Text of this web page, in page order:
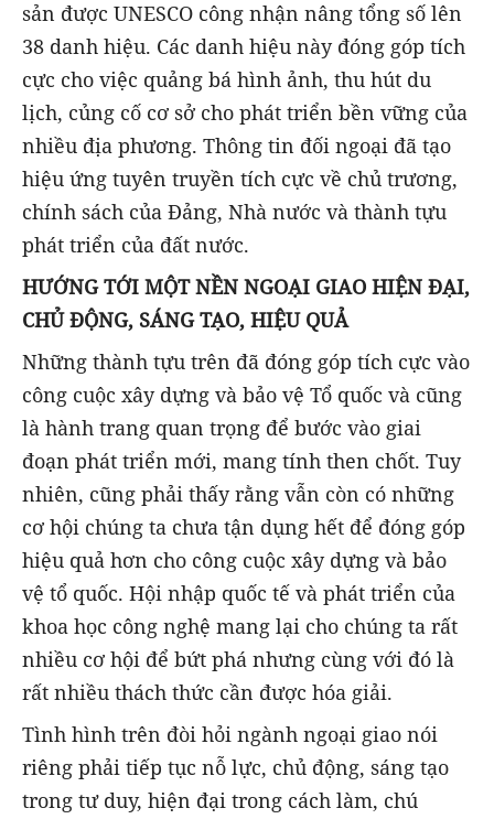
sản được UNESCO công nhận nâng tổng số lên
38 danh hiệu. Các danh hiệu này đóng góp tích
cực cho việc quảng bá hình ảnh, thu hút du
lịch, củng cố cơ sở cho phát triển bền vững của
nhiều địa phương. Thông tin đối ngoại đã tạo
hiệu ứng tuyên truyền tích cực về chủ trương,
chính sách của Đảng, Nhà nước và thành tựu
phát triển của đất nước.
HƯỚNG TỚI MỘT NỀN NGOẠI GIAO HIỆN ĐẠI,
CHỦ ĐỘNG, SÁNG TẠO, HIỆU QUẢ
Những thành tựu trên đã đóng góp tích cực vào
công cuộc xây dựng và bảo vệ Tổ quốc và cũng
là hành trang quan trọng để bước vào giai
đoạn phát triển mới, mang tính then chốt. Tuy
nhiên, cũng phải thấy rằng vẫn còn có những
cơ hội chúng ta chưa tận dụng hết để đóng góp
hiệu quả hơn cho công cuộc xây dựng và bảo
vệ tổ quốc. Hội nhập quốc tế và phát triển của
khoa học công nghệ mang lại cho chúng ta rất
nhiều cơ hội để bứt phá nhưng cùng với đó là
rất nhiều thách thức cần được hóa giải.
Tình hình trên đòi hỏi ngành ngoại giao nói
riêng phải tiếp tục nỗ lực, chủ động, sáng tạo
trong tư duy, hiện đại trong cách làm, chú